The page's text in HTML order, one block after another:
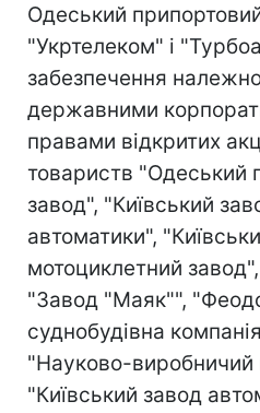
Одеський
"Укртелеком" і
забезпечення
державними
правами відкритих
товариств "Одеський
завод", "Київський
автоматики",
мотоциклетний
"Завод "Маяк"",
суднобудівна
"Науково-виробничий
"Київський завод